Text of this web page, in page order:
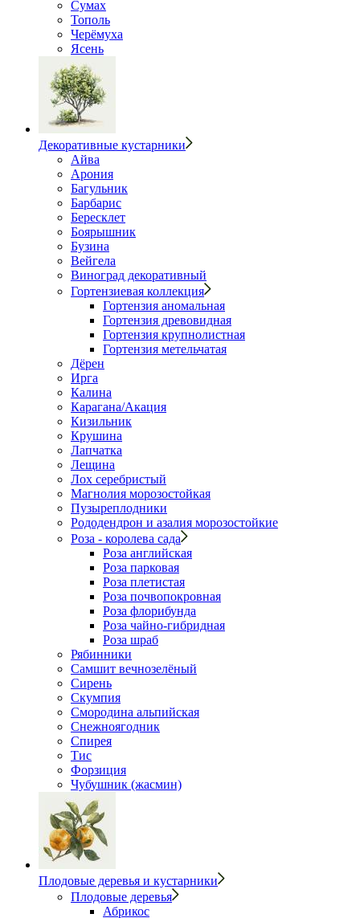
Сумах
Тополь
Черёмуха
Ясень
Декоративные кустарники
Айва
Арония
Багульник
Барбарис
Бересклет
Боярышник
Бузина
Вейгела
Виноград декоративный
Гортензиевая коллекция
Гортензия аномальная
Гортензия древовидная
Гортензия крупнолистная
Гортензия метельчатая
Дёрен
Ирга
Калина
Карагана/Акация
Кизильник
Крушина
Лапчатка
Лещина
Лох серебристый
Магнолия морозостойкая
Пузыреплодники
Рододендрон и азалия морозостойкие
Роза - королева сада
Роза английская
Роза парковая
Роза плетистая
Роза почвопокровная
Роза флорибунда
Роза чайно-гибридная
Роза шраб
Рябинники
Самшит вечнозелёный
Сирень
Скумпия
Смородина альпийская
Снежноягодник
Спирея
Тис
Форзиция
Чубушник (жасмин)
Плодовые деревья и кустарники
Плодовые деревья
Абрикос